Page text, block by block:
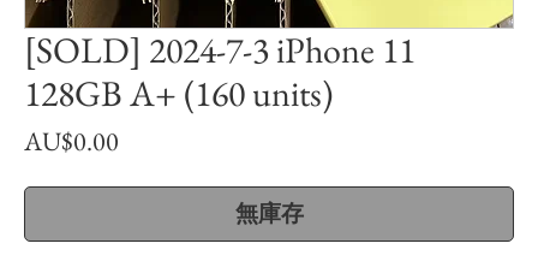
[SOLD] 2024-7-3 iPhone 11
128GB A+ (160 units)
AU$0.00
無庫存